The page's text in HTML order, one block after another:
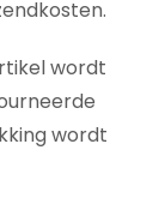
wordt
wordt